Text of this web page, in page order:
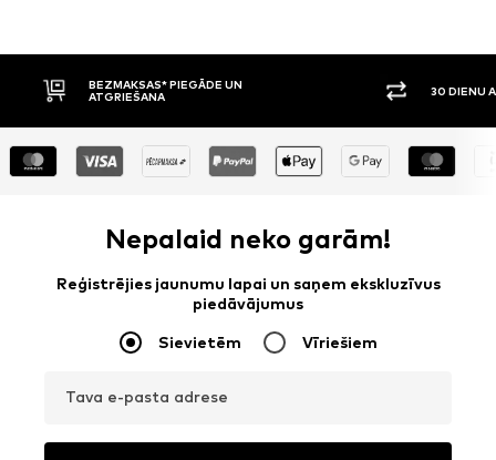
30 DIENU ATGRIEŠANAS TIESĪBAS APMAKSA
Nepalaid neko garām!
Reģistrējies jaunumu lapai un saņem ekskluzīvus
piedāvājumus
Sievietēm Vīriešiem
Tava e-pasta adrese